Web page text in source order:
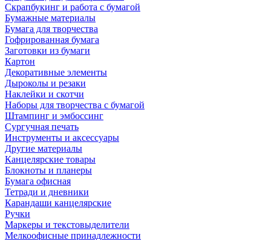
Скрапбукинг и работа с бумагой
Бумажные материалы
Бумага для творчества
Гофрированная бумага
Заготовки из бумаги
Картон
Декоративные элементы
Дыроколы и резаки
Наклейки и скотчи
Наборы для творчества с бумагой
Штампинг и эмбоссинг
Сургучная печать
Инструменты и аксессуары
Другие материалы
Канцелярские товары
Блокноты и планеры
Бумага офисная
Тетради и дневники
Карандаши канцелярские
Ручки
Маркеры и текстовыделители
Мелкоофисные принадлежности